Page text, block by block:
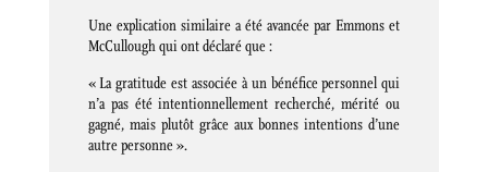
Une explication similaire a été avancée par Emmons et
McCullough qui ont déclaré que :
« La gratitude est associée à un bénéfice personnel qui
n’a pas été intentionnellement recherché, mérité ou
gagné, mais plutôt grâce aux bonnes intentions d’une
autre personne ».